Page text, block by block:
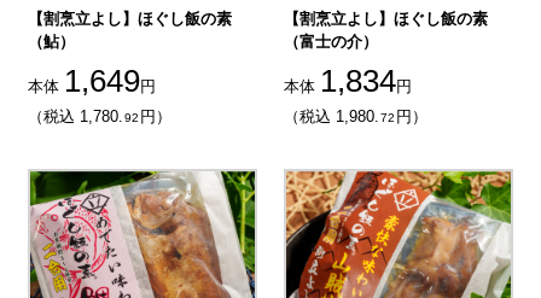
【割烹立よし】ほぐし飯の素
（鮎）
本体 1,649円
（税込 1,780.92 円）
【割烹立よし】ほぐし飯の素
（富士の介）
本体 1,834円
（税込 1,980.72 円）